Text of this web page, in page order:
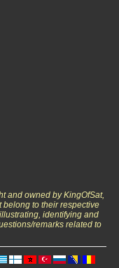
and owned by KingOfSat,
belong to their respective
identifying and
remarks related to